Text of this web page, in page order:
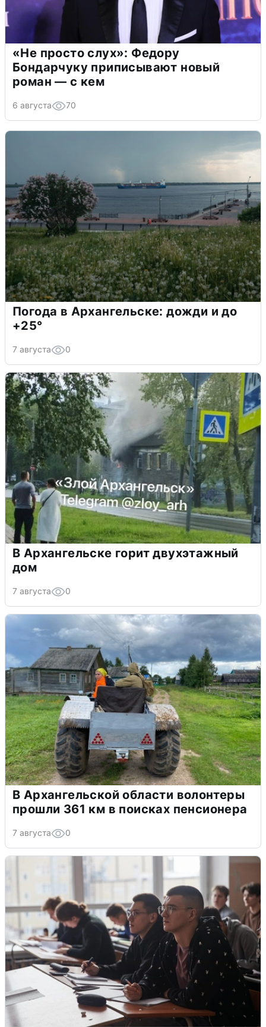
«Не просто слух»: Федору
Бондарчуку приписывают новый
роман — с кем
6 августа 70
Погода в Архангельске: дожди и до
+25°
7 августа 0
В Архангельске горит двухэтажный
дом
7 августа 0
В Архангельской области волонтеры
прошли 361 км в поисках пенсионера
7 августа 0